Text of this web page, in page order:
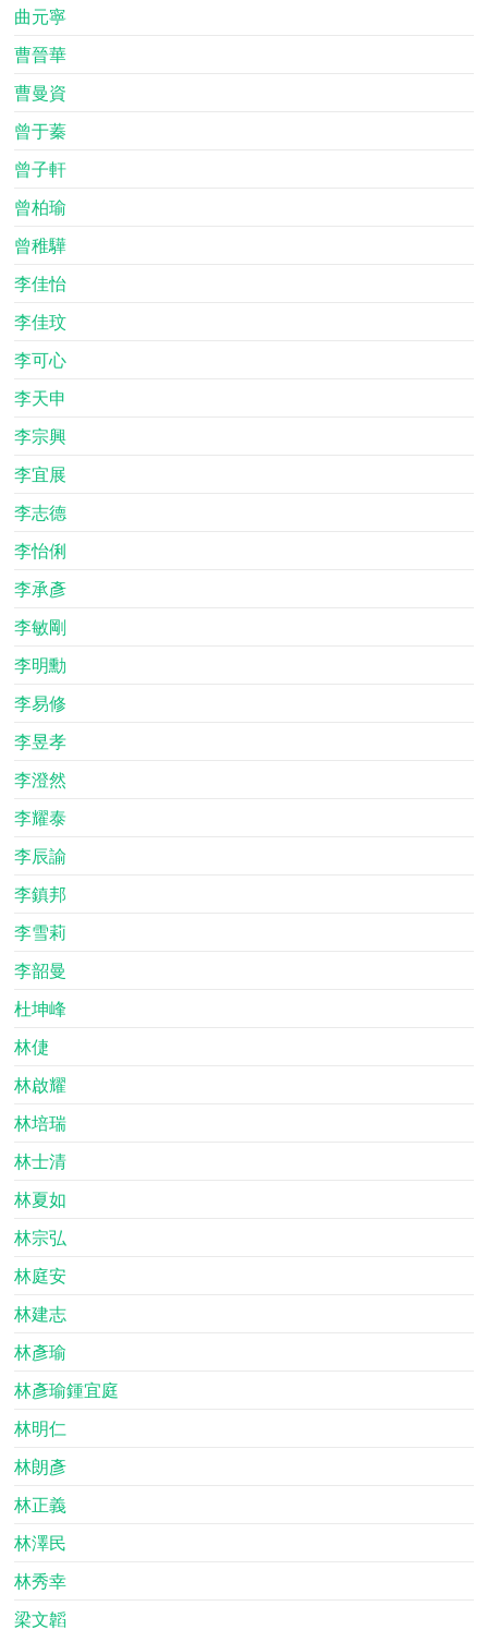
曲元寧
曹晉華
曹曼資
曾于蓁
曾子軒
曾柏瑜
曾稚驊
李佳怡
李佳玟
李可心
李天申
李宗興
李宜展
李志德
李怡俐
李承彥
李敏剛
李明勳
李易修
李昱孝
李澄然
李耀泰
李辰諭
李鎮邦
李雪莉
李韶曼
杜坤峰
林倢
林啟耀
林培瑞
林士清
林夏如
林宗弘
林庭安
林建志
林彥瑜
林彥瑜鍾宜庭
林明仁
林朗彥
林正義
林澤民
林秀幸
梁文韜